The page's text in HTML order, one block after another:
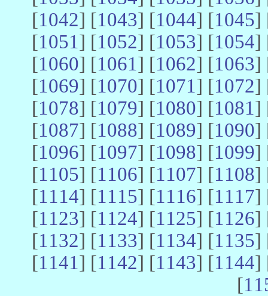
[1042] [1043] [1044] [1045]
[1051] [1052] [1053] [1054]
[1060] [1061] [1062] [1063]
[1069] [1070] [1071] [1072]
[1078] [1079] [1080] [1081]
[1087] [1088] [1089] [1090]
[1096] [1097] [1098] [1099]
[1105] [1106] [1107] [1108]
[1114] [1115] [1116] [1117]
[1123] [1124] [1125] [1126]
[1132] [1133] [1134] [1135]
[1141] [1142] [1143] [1144]
[